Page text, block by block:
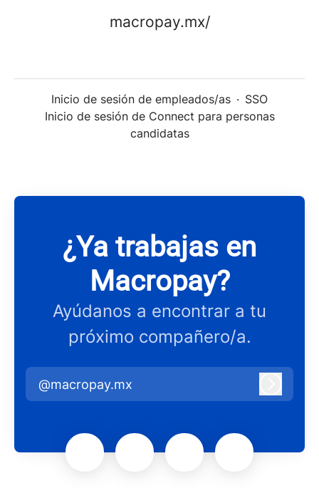
macropay.mx/
Inicio de sesión de empleados/as · SSO
Inicio de sesión de Connect para personas
candidatas
¿Ya trabajas en
Macropay?
Ayúdanos a encontrar a tu
próximo compañero/a.
@macropay.mx